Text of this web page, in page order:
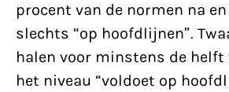
procent van de normen na
slechts “op hoofdlijnen”.
halen voor minstens de helft
het niveau “voldoet op